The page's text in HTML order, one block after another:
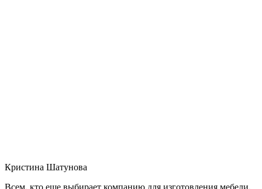
Кристина Шатунова
Всем, кто еще выбирает компанию для изготовления мебели,